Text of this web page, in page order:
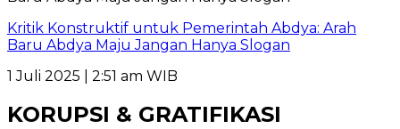
Kritik Konstruktif untuk Pemerintah Abdya: Arah
Baru Abdya Maju Jangan Hanya Slogan
1 Juli 2025 | 2:51 am WIB
KORUPSI & GRATIFIKASI